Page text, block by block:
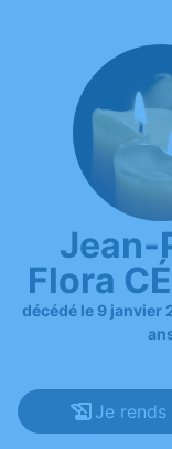
Jean-
Flora
décédé le 9 janvier
Je rends